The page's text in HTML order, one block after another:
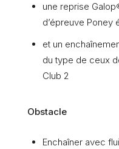
une reprise
d’épreuve Poney
et un
du type de ceux
Club 2
Obstacle
Enchaîner avec